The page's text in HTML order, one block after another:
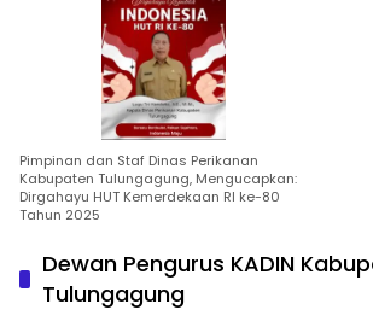
Pimpinan dan Staf Dinas Perikanan
Kabupaten Tulungagung, Mengucapkan:
Dirgahayu HUT Kemerdekaan RI ke-80
Tahun 2025
Dewan Pengurus KADIN
Tulungagung